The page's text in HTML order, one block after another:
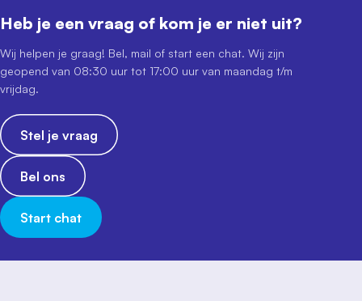
Heb je een vraag of kom je er niet uit?
Wij helpen je graag! Bel, mail of start een chat. Wij zijn
geopend van 08:30 uur tot 17:00 uur van maandag t/m
vrijdag.
Stel je vraag
Bel ons
Start chat